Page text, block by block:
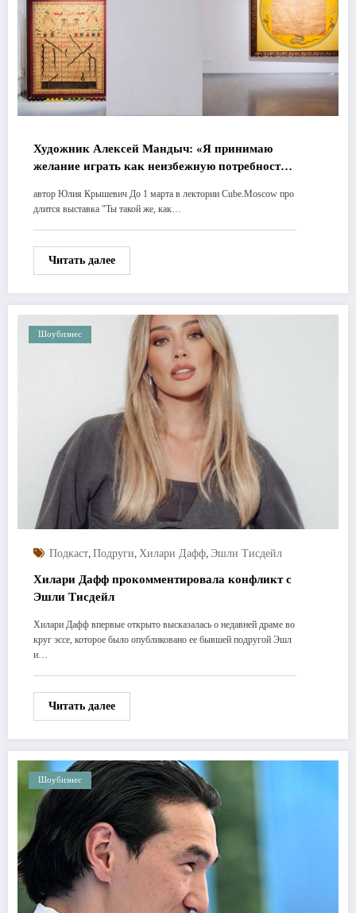
Художник Алексей Мандыч: «Я принимаю
желание играть как неизбежную потребность
автор Юлия Крышевич До 1 марта в лектории Cube.Moscow про
длится выставка "Ты такой же, как…
Читать далее
Шоубизнес
Подкаст, Подруги, Хилари Дафф, Эшли Тисдейл
Хилари Дафф прокомментировала конфликт с
Эшли Тисдейл
Хилари Дафф впервые открыто высказалась о недавней драме во
круг эссе, которое было опубликовано ее бывшей подругой Эшл
и…
Читать далее
Шоубизнес